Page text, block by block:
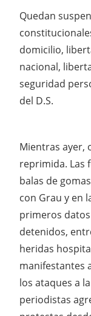
Quedan
domicilio,
nacional,
seguridad
del D.S.
Mientras ayer,
reprimida. Las
balas de
con Grau y en
primeros
detenidos,
heridas
manifestantes
los ataques a
periodistas